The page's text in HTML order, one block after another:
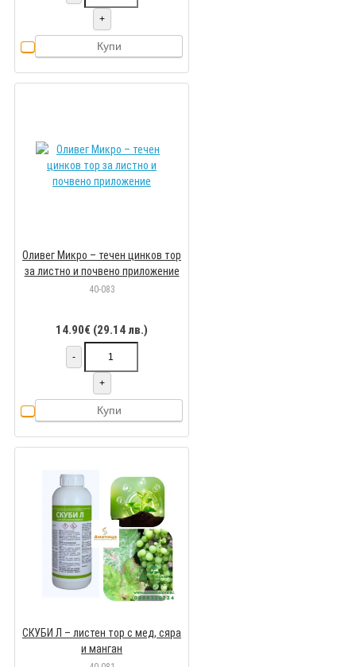
+
Купи
Оливег Микро – течен цинков тор
за листно и почвено приложение
40-083
14.90€ (29.14 лв.)
-
+
Купи
СКУБИ Л – листен тор с мед, сяра
и манган